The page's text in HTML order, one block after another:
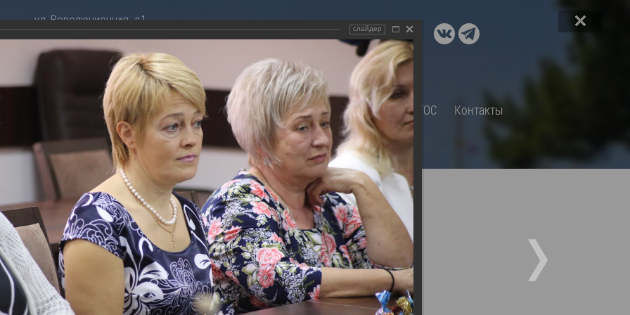
ул. Революционная, д.1
gelendzhik@mo.krasnodar.ru
АA+
Администрация Руководители Документы КСП Обращения ТОС Контакты
администрации
задачи и функции
данных
информация
реформа
коррупции
организации
информация
служба
ДУМА
Структура
Депутат ЗСК
Депутат ГД
График приёмов граждан
депутатами
Депутатское объединение
Совет молодых депутатов
Законотворчество
Постоянные комиссии и график
заседаний
Сведения о доходах, расходах, об
ДОКУМЕНТЫ
Правовые акты и их экспертиза
воздействия
Экспертиза действующих
нормативных правовых актов
Оценка применения
Муниципальный контроль
Градостроительная деятельность
Архивный отдел
Порядок обжалования
прием главы города ко Дню матери
прием главы города ко Дню матери(14 фото)
слайдер